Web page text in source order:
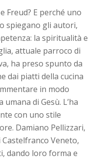
Freud? E perché uno
spiegano gli autori,
la spiritualità e
attuale parroco di
ha preso spunto da
dai piatti della cucina
in modo
di Gesù. L’ha
con uno stile
Damiano Pellizzari,
Veneto,
dando loro forma e